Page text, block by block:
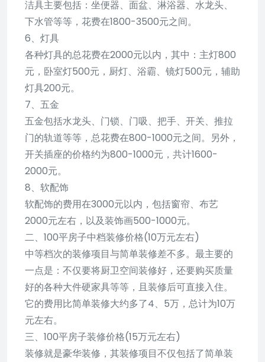
洁具主要包括：坐便器、面盆、淋浴器、水龙头、
下水管等等，花费在1800-3500元之间。
6、灯具
各种灯具的总花费在2000元以内，其中：主灯800
元，卧室灯500元，厨灯、浴霸、镜灯500元，辅助
灯具200元。
7、五金
五金包括水龙头、门锁、门吸、把手、开关、推拉
门的轨道等等，总花费在800-1000元之间。另外，
开关插座的价格约为800-1000元，共计1600-
2000元。
8、软配饰
软配饰的费用在3000元以内，包括窗帘、布艺
2000元左右，以及装饰画500-1000元。
二、100平房子中档装修价格(10万元左右)
中等档次的装修项目与简单装修差不多。最主要的
一点是：不仅要将厨卫空间装修好，还要购买质量
好的各种大件硬家具等等，且装修后可直接入住。
它的费用比简单装修大约多了4、5万，总计为10万
元左右。
三、100平房子装修价格(15万元左右)
装修就是豪华装修，其装修项目不仅包括了简单装